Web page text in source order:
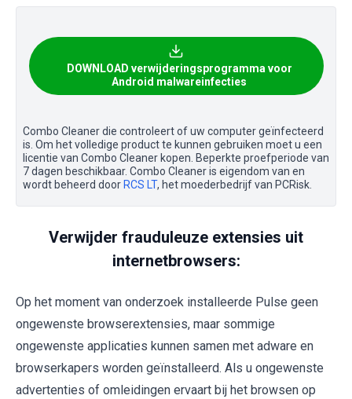
DOWNLOAD verwijderingsprogramma voor
Android malwareinfecties
Combo Cleaner die controleert of uw computer geïnfecteerd
is. Om het volledige product te kunnen gebruiken moet u een
licentie van Combo Cleaner kopen. Beperkte proefperiode van
7 dagen beschikbaar. Combo Cleaner is eigendom van en
wordt beheerd door RCS LT, het moederbedrijf van PCRisk.
Verwijder frauduleuze extensies uit
internetbrowsers:
Op het moment van onderzoek installeerde Pulse geen
ongewenste browserextensies, maar sommige
ongewenste applicaties kunnen samen met adware en
browserkapers worden geïnstalleerd. Als u ongewenste
advertenties of omleidingen ervaart bij het browsen op